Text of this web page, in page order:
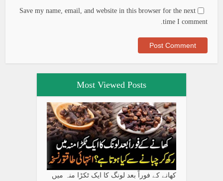
Save my name, email, and website in this browser for the next
time I comment.
Most Viewed Posts
کھانے کے فوراً بعد لونگ کا ایک ٹکڑا منہ میں